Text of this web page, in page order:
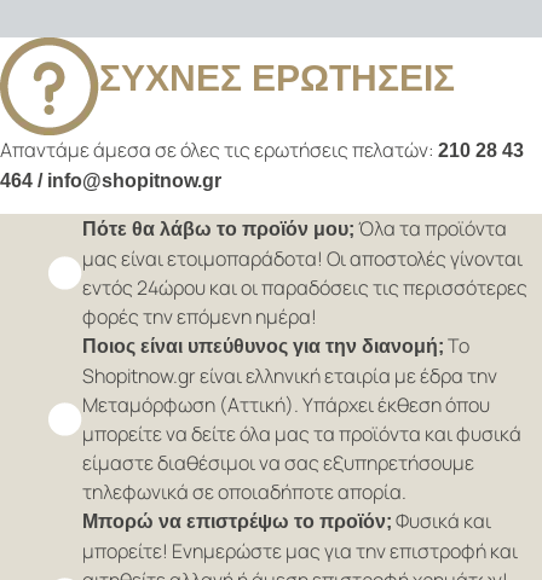
ΣΥΧΝΕΣ ΕΡΩΤΗΣΕΙΣ
Απαντάμε άμεσα σε όλες τις ερωτήσεις πελατών: 210 28 43
464 / info@shopitnow.gr
Πότε θα λάβω το προϊόν μου; Όλα τα προϊόντα
μας είναι ετοιμοπαράδοτα! Οι αποστολές γίνονται
εντός 24ώρου και οι παραδόσεις τις περισσότερες
φορές την επόμενη ημέρα!
Ποιος είναι υπεύθυνος για την διανομή; Το
Shopitnow.gr είναι ελληνική εταιρία με έδρα την
Μεταμόρφωση (Αττική). Υπάρχει έκθεση όπου
μπορείτε να δείτε όλα μας τα προϊόντα και φυσικά
είμαστε διαθέσιμοι να σας εξυπηρετήσουμε
τηλεφωνικά σε οποιαδήποτε απορία.
Μπορώ να επιστρέψω το προϊόν; Φυσικά και
μπορείτε! Ενημερώστε μας για την επιστροφή και